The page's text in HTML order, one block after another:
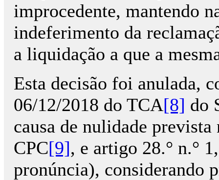
improcedente, mantendo
indeferimento da
a liquidação a que a
Esta decisão foi anulada,
06/12/2018 do TCA[8] do
causa de nulidade
CPC[9], e artigo 28.° n.°
pronúncia), considerando